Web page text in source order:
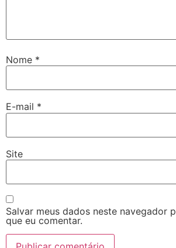
Nome *
E-mail *
Site
Salvar meus dados neste navegador
que eu comentar.